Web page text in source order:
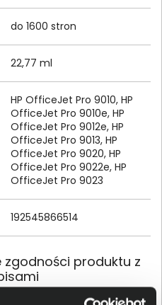
do 1600 stron
22,77 ml
HP OfficeJet Pro 9010, HP
OfficeJet Pro 9010e, HP
OfficeJet Pro 9012e, HP
OfficeJet Pro 9013, HP
OfficeJet Pro 9020, HP
OfficeJet Pro 9022e, HP
OfficeJet Pro 9023
192545866514
zgodności produktu z